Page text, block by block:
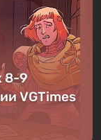
8-9
VGTimes